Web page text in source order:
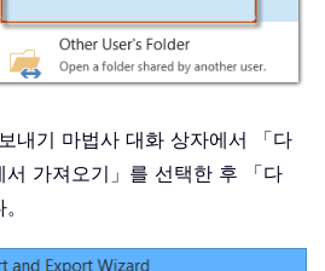
내기 마법사 대화 상자에서 「다
가져오기」를 선택한 후 「다